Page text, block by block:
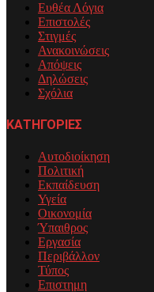
Ευθέα Λόγια
Επιστολές
Στιγμές
Ανακοινώσεις
Απόψεις
Δηλώσεις
Σχόλια
ΚΑΤΗΓΟΡΙΕΣ
Αυτοδιοίκηση
Πολιτική
Εκπαίδευση
Υγεία
Οικονομία
Ύπαιθρος
Εργασία
Περιβάλλον
Τύπος
Επιστημη